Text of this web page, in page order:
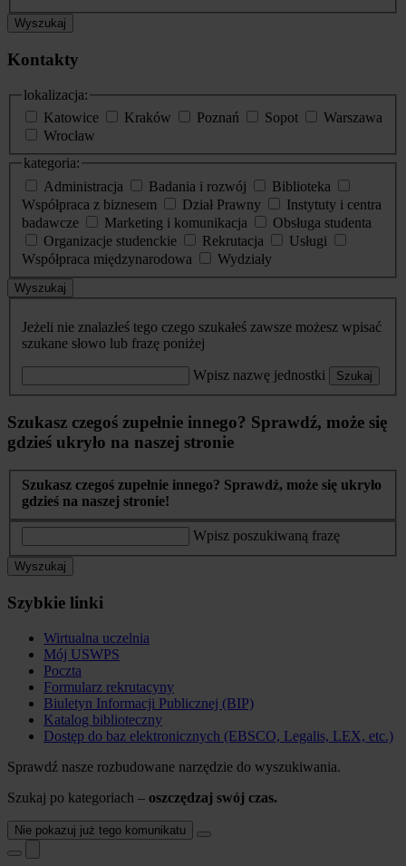
Wyszukaj
Kontakty
lokalizacja:
Katowice
Kraków Poznań Sopot
Warszawa
Wrocław
kategoria:
Administracja
Badania i rozwój
Biblioteka
Współpraca z biznesem
Dział Prawny
Instytuty i centra
badawcze
Marketing i komunikacja
Obsługa studenta
Organizacje studenckie
Rekrutacja
Usługi
Współpraca międzynarodowa
Wydziały
Wyszukaj
Jeżeli nie znalazłeś tego czego szukałeś zawsze możesz wpisać
szukane słowo lub frazę poniżej
Wpisz nazwę jednostki Szukaj
Szukasz czegoś zupełnie innego? Sprawdź, może się
gdzieś ukryło na naszej stronie
Szukasz czegoś zupełnie innego? Sprawdź, może się ukryło
gdzieś na naszej stronie!
Wpisz poszukiwaną frazę
Wyszukaj
Szybkie linki
Wirtualna uczelnia
Mój USWPS
Poczta
Formularz rekrutacyny
Biuletyn Informacji Publicznej (BIP)
Katalog biblioteczny
Dostęp do baz elektronicznych (EBSCO, Legalis, LEX, etc.)
Sprawdź nasze rozbudowane narzędzie do wyszukiwania.
Szukaj po kategoriach – oszczędzaj swój czas.
Nie pokazuj już tego komunikatu